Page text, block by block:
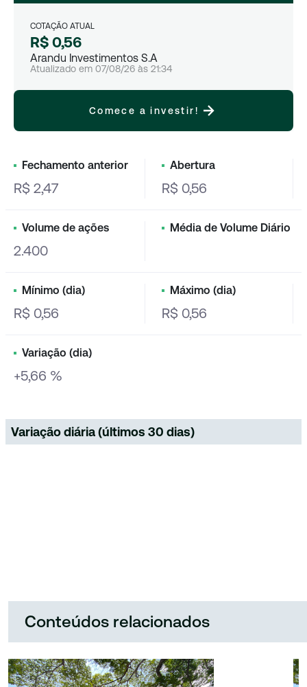
COTAÇÃO ATUAL
R$ 0,56
Arandu Investimentos S.A
Atualizado em 07/08/26 às 21:34
Comece a investir!
Fechamento anterior
R$ 2,47
Abertura
R$ 0,56
Volume de ações
2.400
Média de Volume Diário
Mínimo (dia)
R$ 0,56
Máximo (dia)
R$ 0,56
Variação (dia)
+5,66 %
Variação diária (últimos 30 dias)
Conteúdos relacionados